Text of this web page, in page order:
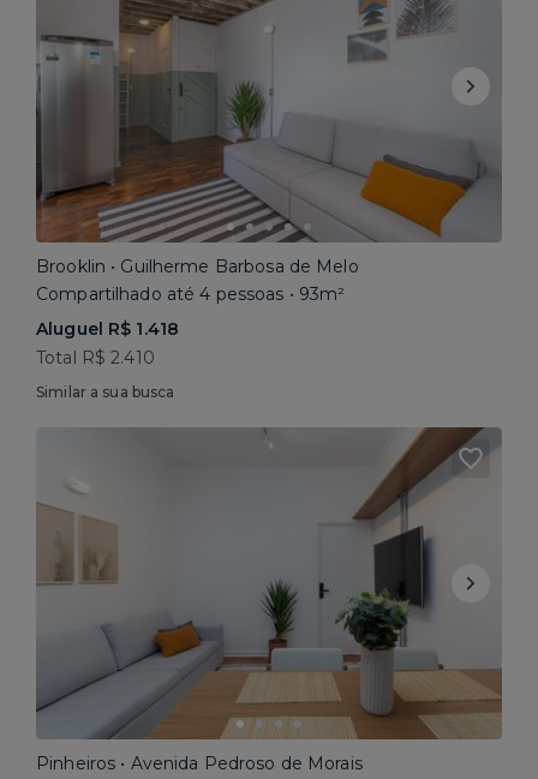
Brooklin • Guilherme Barbosa de Melo
Compartilhado até 4 pessoas • 93m²
Aluguel R$ 1.418
Total R$ 2.410
Similar a sua busca
Pinheiros • Avenida Pedroso de Morais